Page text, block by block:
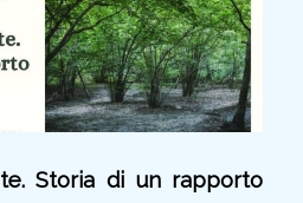
Storia di un rapporto